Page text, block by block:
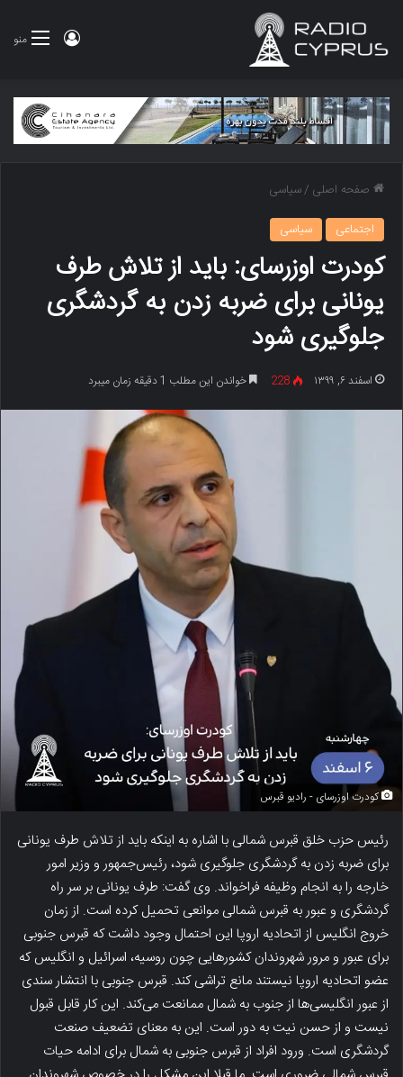
منو ورود
صفحه اصلی /سیاسی
اجتماعی
سیاسی
کودرت اوزرسای: باید از تلاش طرف
یونانی برای ضربه زدن به گردشگری
جلوگیری شود
اسفند ۶, ۱۳۹۹ 228 خواندن این مطلب 1 دقیقه زمان میبرد
کودرت اوزرسای - رادیو قبرس
رئیس حزب خلق قبرس شمالی با اشاره به اینکه باید از تلاش طرف یونانی
برای ضربه زدن به گردشگری جلوگیری شود، رئیس‌جمهور و وزیر امور
خارجه را به انجام وظیفه فراخواند. وی گفت: طرف یونانی بر سر راه
گردشگری و عبور به قبرس شمالی موانعی تحمیل کرده است. از زمان
خروج انگلیس از اتحادیه اروپا این احتمال وجود داشت که قبرس جنوبی
برای عبور و مرور شهروندان کشورهایی چون روسیه، اسرائیل و انگلیس که
عضو اتحادیه اروپا نیستند مانع تراشی کند. قبرس جنوبی با انتشار سندی
از عبور انگلیسی‌ها از جنوب به شمال ممانعت می‌کند. این کار قابل قبول
نیست و از حسن نیت به دور است. این به معنای تضعیف صنعت
گردشگری است. ورود افراد از قبرس جنوبی به شمال برای ادامه حیات